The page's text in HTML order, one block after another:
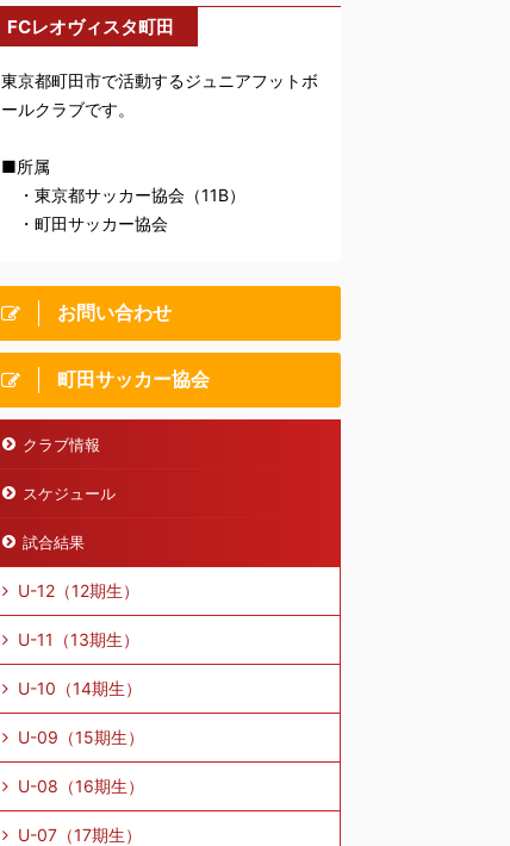
FCレオヴィスタ町田
東京都町田市で活動するジュニアフットボ
ールクラブです。
■所属
・東京都サッカー協会（11B）
・町田サッカー協会
お問い合わせ
町田サッカー協会
クラブ情報
スケジュール
試合結果
U-12（12期生）
U-11（13期生）
U-10（14期生）
U-09（15期生）
U-08（16期生）
U-07（17期生）